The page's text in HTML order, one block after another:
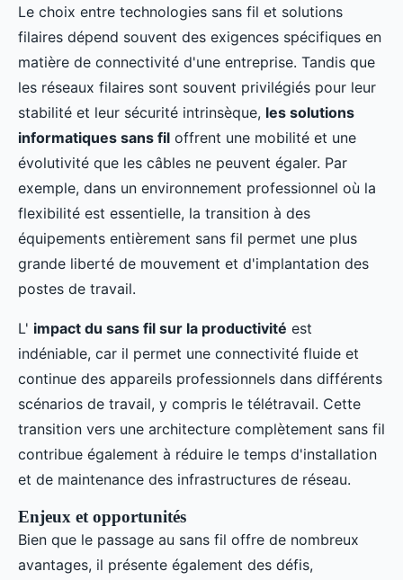
Le choix entre technologies sans fil et solutions
filaires dépend souvent des exigences spécifiques en
matière de connectivité d'une entreprise. Tandis que
les réseaux filaires sont souvent privilégiés pour leur
stabilité et leur sécurité intrinsèque, les solutions
informatiques sans fil offrent une mobilité et une
évolutivité que les câbles ne peuvent égaler. Par
exemple, dans un environnement professionnel où la
flexibilité est essentielle, la transition à des
équipements entièrement sans fil permet une plus
grande liberté de mouvement et d'implantation des
postes de travail.
L' impact du sans fil sur la productivité est
indéniable, car il permet une connectivité fluide et
continue des appareils professionnels dans différents
scénarios de travail, y compris le télétravail. Cette
transition vers une architecture complètement sans fil
contribue également à réduire le temps d'installation
et de maintenance des infrastructures de réseau.
Enjeux et opportunités
Bien que le passage au sans fil offre de nombreux
avantages, il présente également des défis,